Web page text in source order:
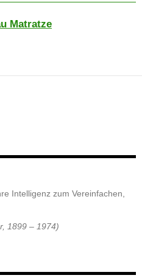
Matratze
Intelligenz zum Vereinfachen,
1899 – 1974)